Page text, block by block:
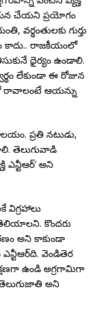
చేయని ప్రయోగం
వర్థంతులకు గుర్తు
కాదు.. రాజకీయంలో
ధైర్యం ఉండాలి.
లేకుండా ఈ రోజున
ఆయన్ను
ప్రతి నటుడు,
తెలుగువాడి
ఎన్టీఆర్‌’ అని
విగ్రహాలు
కొందరు
అని కాకుండా
వెండితెర
ఉండి అగ్రగామిగా
అని